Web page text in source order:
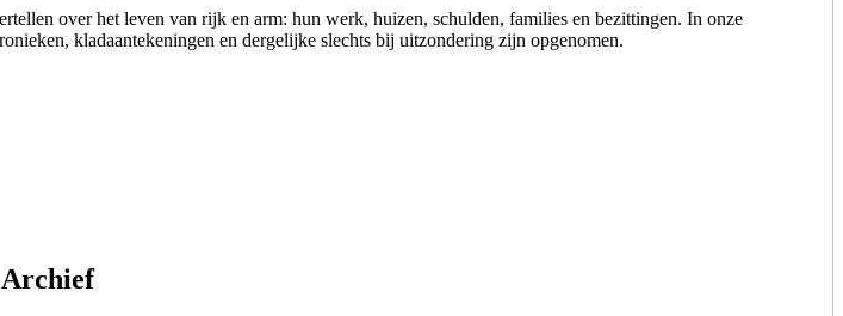
over het leven van rijk en arm: hun werk, huizen, schulden, families en bezittingen. In onze
kladaantekeningen en dergelijke slechts bij uitzondering zijn opgenomen.
Archief